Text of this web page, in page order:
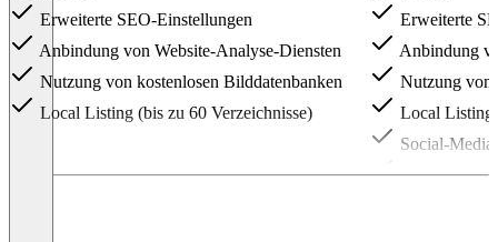
Erweiterte SEO-Einstellungen
Anbindung von Website-Analyse-Diensten
Nutzung von kostenlosen Bilddatenbanken
Local Listing (bis zu 60 Verzeichnisse)
Erweiterte
Anbindung
Nutzung von
Local Listing
Social-